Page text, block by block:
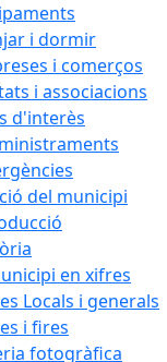
i dormir
i comerços
i associacions
d'interès
del municipi
en xifres
Locals i generals
i fires
fotogràfica